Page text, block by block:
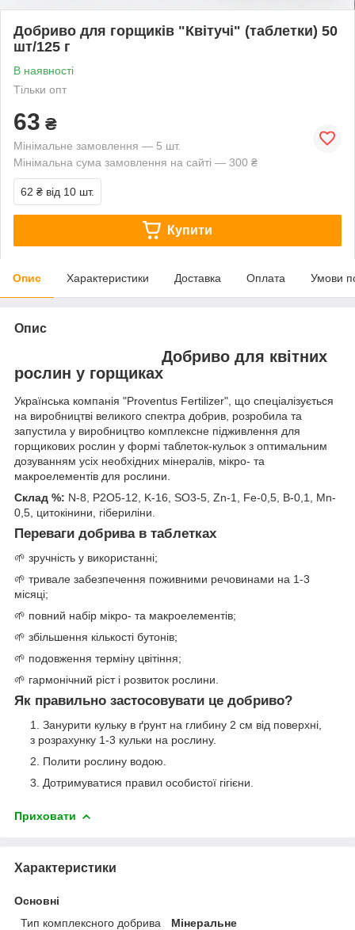
Добриво для горщиків "Квітучі" (таблетки) 50
шт/125 г
В наявності
Тільки опт
63 ₴
Мінімальне замовлення — 5 шт.
Мінімальна сума замовлення на сайті — 300 ₴
62 ₴ від 10 шт.
Купити
Опис Характеристики Доставка Оплата Умови
Опис
Добриво для квітних
рослин у горщиках
Українська компанія "Proventus Fertilizer", що спеціалізується
на виробництві великого спектра добрив, розробила та
запустила у виробництво комплексне підживлення для
горщикових рослин у формі таблеток-кульок з оптимальним
дозуванням усіх необхідних мінералів, мікро- та
макроелементів для рослини.
Склад %: N-8, P2O5-12, K-16, SO3-5, Zn-1, Fe-0,5, B-0,1, Mn-
0,5, цитокінини, гібериліни.
Переваги добрива в таблетках
🌱 зручність у використанні;
🌱 тривале забезпечення поживними речовинами на 1-3
місяці;
🌱 повний набір мікро- та макроелементів;
🌱 збільшення кількості бутонів;
🌱 подовження терміну цвітіння;
🌱 гармонічний ріст і розвиток рослини.
Як правильно застосовувати це добриво?
Занурити кульку в ґрунт на глибину 2 см від поверхні,
з розрахунку 1-3 кульки на рослину.
Полити рослину водою.
Дотримуватися правил особистої гігієни.
Приховати
Характеристики
Основні
Тип комплексного добрива
Мінеральне